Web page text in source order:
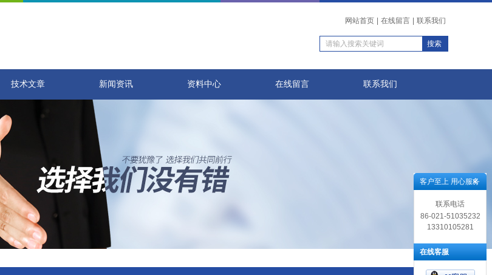
网站首页 在线留言 联系我们
技术文章 新闻资讯 资料中心 在线留言 联系我们
客户至上 用心服务
联系电话
86-021-51035232
13310105281
在线客服